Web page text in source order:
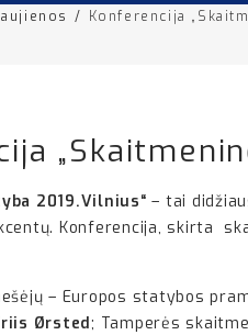
/ Konferencija
2019.Vilnius“ – tai
Konferencija, skirta
– Europos statybos
Ørsted; Tamperės